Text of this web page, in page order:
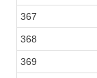
367
368
369